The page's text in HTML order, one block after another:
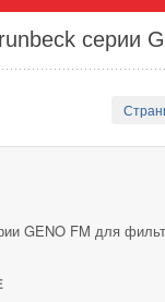
серии
GENO FM для